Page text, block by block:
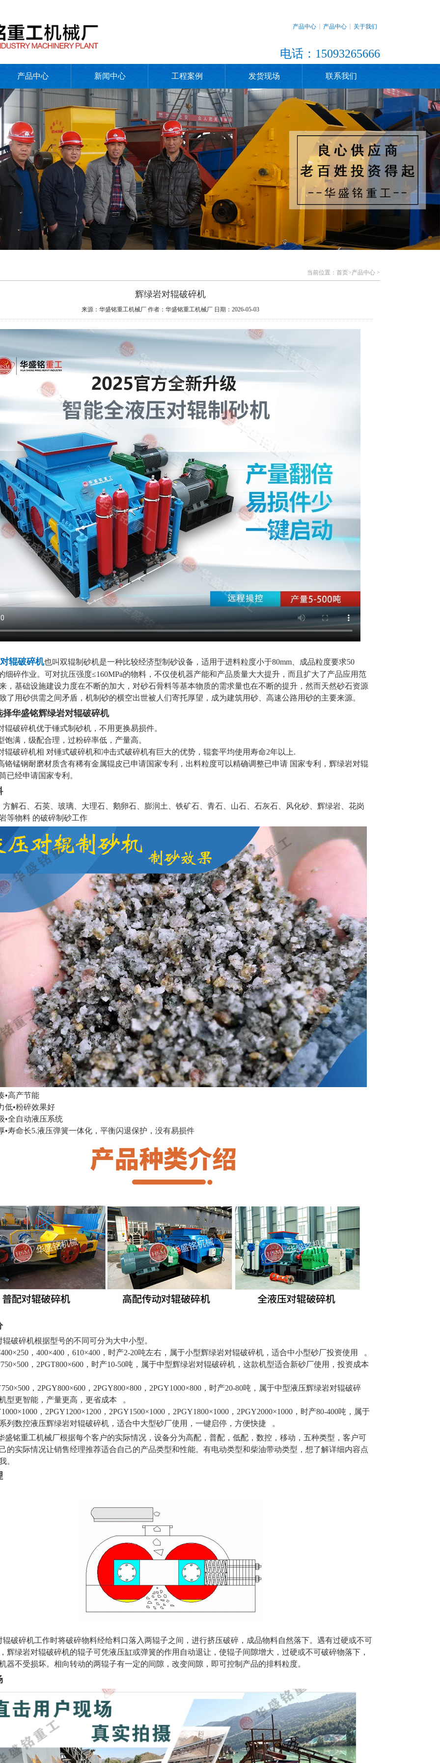
关于我们
产品中心
产品中心
电话：15093265666
产品中心 新闻中心 工程案例 发货现场 联系我们
当前位置：首页>产品中心 >
辉绿岩对辊破碎机
来源：华盛铭重工机械厂 作者：华盛铭重工机械厂 日期：2026-05-03
辊破碎机也叫双辊制砂机是一种比较经济型制砂设备，适用于进料粒度小于80mm、成品粒度要求50
细碎作业。可对抗压强度≤160MPa的物料，不仅使机器产能和产品质量大大提升，而且扩大了产品应用范
，基础设施建设力度在不断的加大，对砂石骨料等基本物质的需求量也在不断的提升，然而天然砂石资源
了用砂供需之间矛盾，机制砂的横空出世被人们寄托厚望，成为建筑用砂、高速公路用砂的主要来源。
择华盛铭辉绿岩对辊破碎机
辊破碎机优于锤式制砂机，不用更换易损件。
饱满，级配合理，过粉碎率低，产量高。
辊破碎机相 对锤式破碎机和冲击式破碎机有巨大的优势，辊套平均使用寿命2年以上.
铬锰钢耐磨材质含有稀有金属辊皮已申请国家专利，出料粒度可以精确调整已申请 国家专利，辉绿岩对辊
已经申请国家专利。
解石、石英、玻璃、大理石、鹅卵石、膨润土、铁矿石、青石、山石、石灰石、风化砂、辉绿岩、花岗
等物料 的破碎制砂工作
•高产节能
低•粉碎效果好
•全自动液压系统
•寿命长5.液压弹簧一体化，平衡闪退保护，没有易损件
破碎机根据型号的不同可分为大中小型。
，400×400，610×400，时产2-20吨左右，属于小型辉绿岩对辊破碎机，适合中小型砂厂投资使用 。
，2PGT800×600，时产10-50吨，属于中型辉绿岩对辊破碎机，这款机型适合新砂厂使用，投资成本
，2PGY800×600，2PGY800×800，2PGY1000×800，时产20-80吨，属于中型液压辉绿岩对辊破碎
型更智能，产量更高，更省成本 。
，2PGY1200×1200，2PGY1500×1000，2PGY1800×1000，2PGY2000×1000，时产80-400吨，属于
列数控液压辉绿岩对辊破碎机，适合中大型砂厂使用，一键启停，方便快捷 。
铭重工机械厂根据每个客户的实际情况，设备分为高配，普配，低配，数控，移动，五种类型，客户可
的实际情况让销售经理推荐适合自己的产品类型和性能。有电动类型和柴油带动类型，想了解详细内容点
。
理
破碎机工作时将破碎物料经给料口落入两辊子之间，进行挤压破碎，成品物料自然落下。遇有过硬或不可
辉绿岩对辊破碎机的辊子可凭液压缸或弹簧的作用自动退让，使辊子间隙增大，过硬或不可破碎物落下，
器不受损坏。相向转动的两辊子有一定的间隙，改变间隙，即可控制产品的排料粒度。